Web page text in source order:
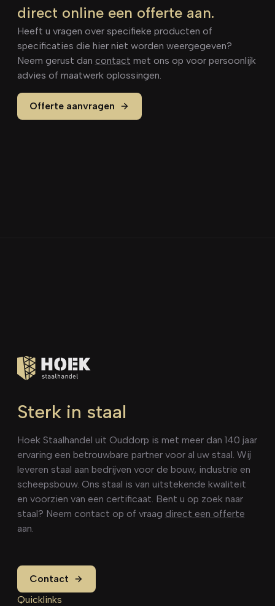
direct online een offerte aan.
Heeft u vragen over specifieke producten of
specificaties die hier niet worden weergegeven?
Neem gerust dan contact met ons op voor persoonlijk
advies of maatwerk oplossingen.
Offerte aanvragen
Sterk in staal
Hoek Staalhandel uit Ouddorp is met meer dan 140 jaar
ervaring een betrouwbare partner voor al uw staal. Wij
leveren staal aan bedrijven voor de bouw, industrie en
scheepsbouw. Ons staal is van uitstekende kwaliteit
en voorzien van een certificaat. Bent u op zoek naar
staal? Neem contact op of vraag direct een offerte
aan.
Contact
Quicklinks